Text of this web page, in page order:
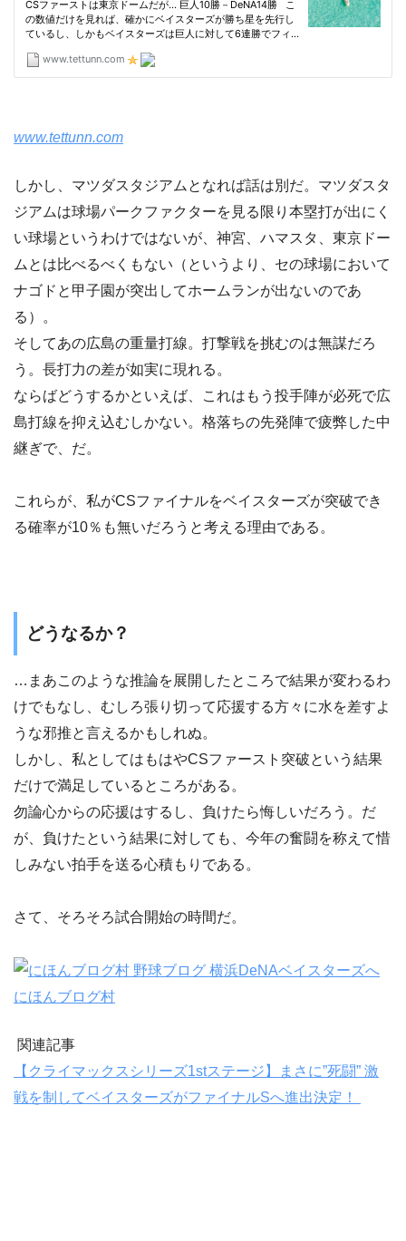
www.tettunn.com
しかし、マツダスタジアムとなれば話は別だ。マツダスタ
ジアムは球場パークファクターを見る限り本塁打が出にく
い球場というわけではないが、神宮、ハマスタ、東京ドー
ムとは比べるべくもない（というより、セの球場において
ナゴドと甲子園が突出してホームランが出ないのであ
る）。
そしてあの広島の重量打線。打撃戦を挑むのは無謀だろ
う。長打力の差が如実に現れる。
ならばどうするかといえば、これはもう投手陣が必死で広
島打線を抑え込むしかない。格落ちの先発陣で疲弊した中
継ぎで、だ。
これらが、私がCSファイナルをベイスターズが突破でき
る確率が10％も無いだろうと考える理由である。
どうなるか？
…まあこのような推論を展開したところで結果が変わるわ
けでもなし、むしろ張り切って応援する方々に水を差すよ
うな邪推と言えるかもしれぬ。
しかし、私としてはもはやCSファースト突破という結果
だけで満足しているところがある。
勿論心からの応援はするし、負けたら悔しいだろう。だ
が、負けたという結果に対しても、今年の奮闘を称えて惜
しみない拍手を送る心積もりである。
さて、そろそろ試合開始の時間だ。
にほんブログ村
関連記事
【クライマックスシリーズ1stステージ】まさに”死闘” 激
戦を制してベイスターズがファイナルSへ進出決定！